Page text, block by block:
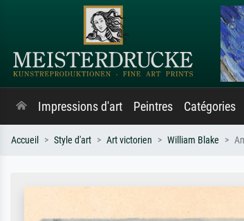
Impressions d'art Peintres Catégories
Accueil Style d'art Art victorien William Blake